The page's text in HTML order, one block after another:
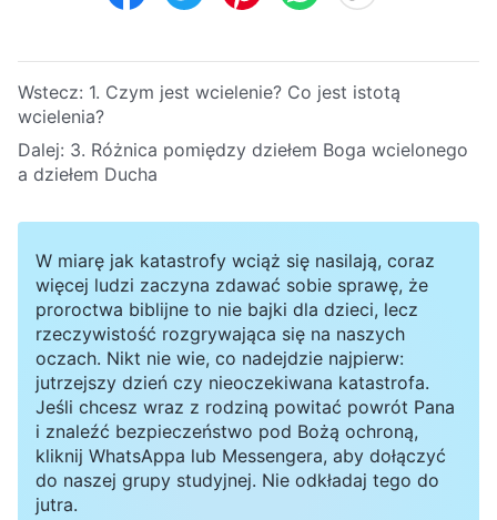
Wstecz: 1. Czym jest wcielenie? Co jest istotą
wcielenia?
Dalej: 3. Różnica pomiędzy dziełem Boga wcielonego
a dziełem Ducha
W miarę jak katastrofy wciąż się nasilają, coraz
więcej ludzi zaczyna zdawać sobie sprawę, że
proroctwa biblijne to nie bajki dla dzieci, lecz
rzeczywistość rozgrywająca się na naszych
oczach. Nikt nie wie, co nadejdzie najpierw:
jutrzejszy dzień czy nieoczekiwana katastrofa.
Jeśli chcesz wraz z rodziną powitać powrót Pana
i znaleźć bezpieczeństwo pod Bożą ochroną,
kliknij WhatsAppa lub Messengera, aby dołączyć
do naszej grupy studyjnej. Nie odkładaj tego do
jutra.